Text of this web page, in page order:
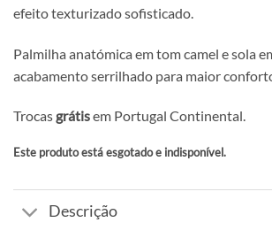
efeito texturizado sofisticado.
Palmilha anatómica em tom camel e sola
acabamento serrilhado para maior
Trocas grátisem Portugal Continental.
Este produto está esgotado e indisponível.
Alternative:
Descrição